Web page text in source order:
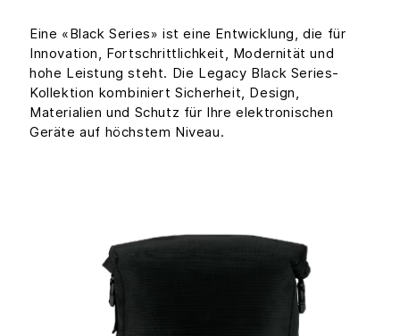
Eine «Black Series» ist eine Entwicklung, die für
Innovation, Fortschrittlichkeit, Modernität und
hohe Leistung steht. Die Legacy Black Series-
Kollektion kombiniert Sicherheit, Design,
Materialien und Schutz für Ihre elektronischen
Geräte auf höchstem Niveau.